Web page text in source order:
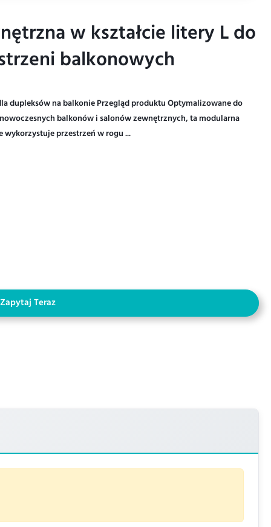
w kształcie litery L do
balkonowych
w kształcie litery L do
balkonowych
dupleksów na balkonie Przegląd produktu Optymalizowane do
balkonów i salonów zewnętrznych, ta modularna
przestrzeń w rogu ...
Zapytaj Teraz